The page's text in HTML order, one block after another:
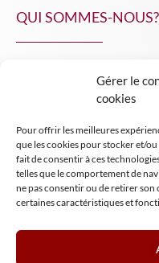
Gérer le
cookies
Pour offrir les meilleures
que les cookies pour stocker et/
fait de consentir à ces
telles que le comportement de
ne pas consentir ou de retirer
certaines caractéristiques et
QUI SOMMES-NOUS?
INSIGHT NPA